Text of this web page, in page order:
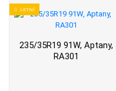
LETNÍ
235/35R19 91W, Aptany,
RA301